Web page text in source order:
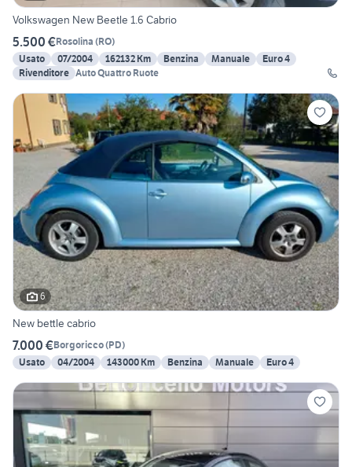
Volkswagen New Beetle 1.6 Cabrio
5.500 €Rosolina (RO)
Usato
07/2004 162132 Km Benzina Manuale
Euro 4
Rivenditore Auto Quattro Ruote
6
New bettle cabrio
7.000 €Borgoricco(PD)
Usato
04/2004 143000 Km Benzina Manuale Euro 4